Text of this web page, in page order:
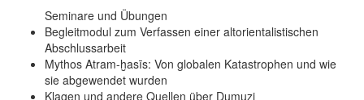
Seminare und Übungen
Begleitmodul zum Verfassen einer altorientalistischen
Abschlussarbeit
Mythos Atram-ḫasīs: Von globalen Katastrophen und wie
sie abgewendet wurden
Klagen und andere Quellen über Dumuzi